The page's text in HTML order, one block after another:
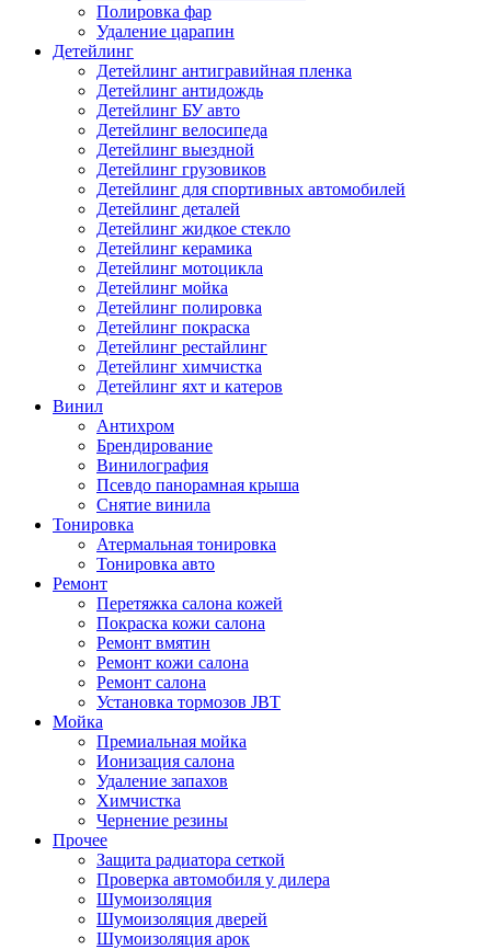
Полировка фар
Удаление царапин
Детейлинг
Детейлинг антигравийная пленка
Детейлинг антидождь
Детейлинг БУ авто
Детейлинг велосипеда
Детейлинг выездной
Детейлинг грузовиков
Детейлинг для спортивных автомобилей
Детейлинг деталей
Детейлинг жидкое стекло
Детейлинг керамика
Детейлинг мотоцикла
Детейлинг мойка
Детейлинг полировка
Детейлинг покраска
Детейлинг рестайлинг
Детейлинг химчистка
Детейлинг яхт и катеров
Винил
Антихром
Брендирование
Винилография
Псевдо панорамная крыша
Снятие винила
Тонировка
Атермальная тонировка
Тонировка авто
Ремонт
Перетяжка салона кожей
Покраска кожи салона
Ремонт вмятин
Ремонт кожи салона
Ремонт салона
Установка тормозов JBT
Мойка
Премиальная мойка
Ионизация салона
Удаление запахов
Химчистка
Чернение резины
Прочее
Защита радиатора сеткой
Проверка автомобиля у дилера
Шумоизоляция
Шумоизоляция дверей
Шумоизоляция арок